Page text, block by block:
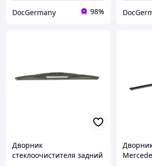
DocGermany 98%
Дворник
стеклоочистителя задний